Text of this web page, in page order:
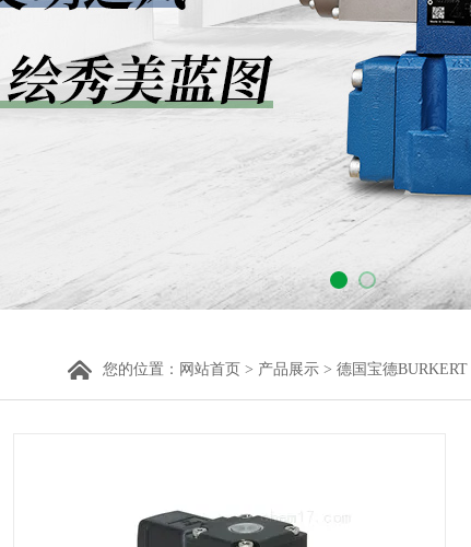
您的位置： 网站首页 > 产品展示 > 德国宝德BURKERT